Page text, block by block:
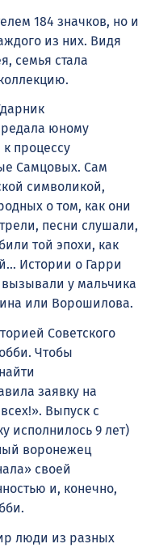
184 значков, но и
из них. Видя
семья стала
юному
процессу
Самцовых. Сам
символикой,
о том, как они
песни слушали,
той эпохи, как
Истории о Гарри
у мальчика
или Ворошилова.
Советского
Чтобы
заявку на
Выпуск с
исполнилось 9 лет)
воронежец
своей
и, конечно,
люди из разных